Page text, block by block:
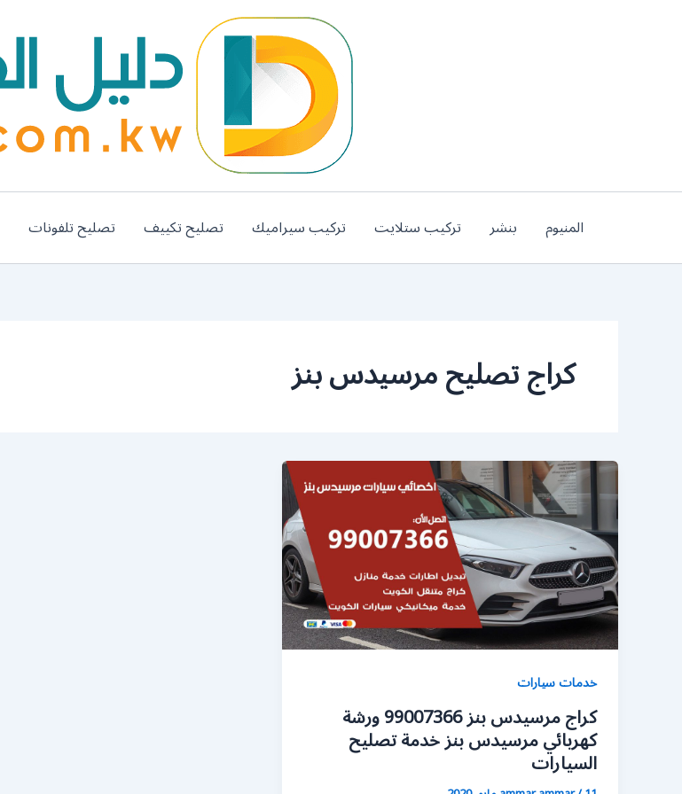
المنيوم بنشر تركيب ستلايت تركيب سيراميك تصليح تكييف تصليح تلفونات
كراج تصليح مرسيدس بنز
خدمات سيارات
كراج مرسيدس بنز 99007366 ورشة
كهربائي مرسيدس بنز خدمة تصليح
السيارات